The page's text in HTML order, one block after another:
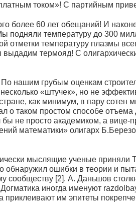
током»! С партийным
более 60 лет обещаний! И
подняли температуру до 300
отметки температуру плазмы
термояд! С
нашим грубым оценкам
«штучек», но не
как минимум, в пару сотен
о таком простом способе отъема
бы не просто академиком, а вице-
математики» олигарх
мыслящие ученые приняли
обнаружил ошибки в теории и
сообществу [2]. А. Даньшов
иногда именуют
приклеивают им эпитеты